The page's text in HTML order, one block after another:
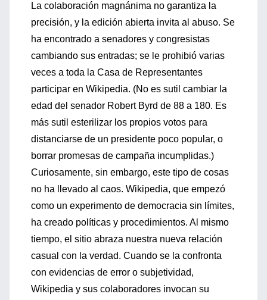
La colaboración magnánima no garantiza la
precisión, y la edición abierta invita al abuso. Se
ha encontrado a senadores y congresistas
cambiando sus entradas; se le prohibió varias
veces a toda la Casa de Representantes
participar en Wikipedia. (No es sutil cambiar la
edad del senador Robert Byrd de 88 a 180. Es
más sutil esterilizar los propios votos para
distanciarse de un presidente poco popular, o
borrar promesas de campaña incumplidas.)
Curiosamente, sin embargo, este tipo de cosas
no ha llevado al caos. Wikipedia, que empezó
como un experimento de democracia sin límites,
ha creado políticas y procedimientos. Al mismo
tiempo, el sitio abraza nuestra nueva relación
casual con la verdad. Cuando se la confronta
con evidencias de error o subjetividad,
Wikipedia y sus colaboradores invocan su